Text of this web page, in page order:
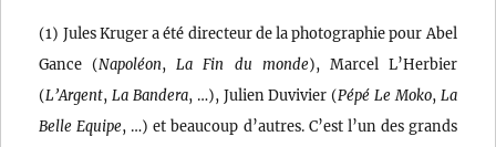
(1) Jules Kruger a été directeur de la photographie pour Abel
Gance (Napoléon, La Fin du monde), Marcel L’Herbier
(L’Argent, La Bandera, …), Julien Duvivier (Pépé Le Moko, La
Belle Equipe, …) et beaucoup d’autres. C’est l’un des grands